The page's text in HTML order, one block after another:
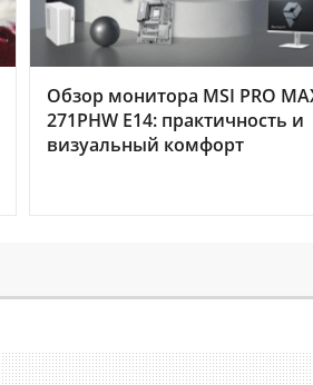
Обзор монитора MSI PRO
271PHW E14: практичность и
визуальный комфорт